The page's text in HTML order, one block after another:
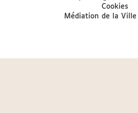
Cookies
Médiation de la Ville